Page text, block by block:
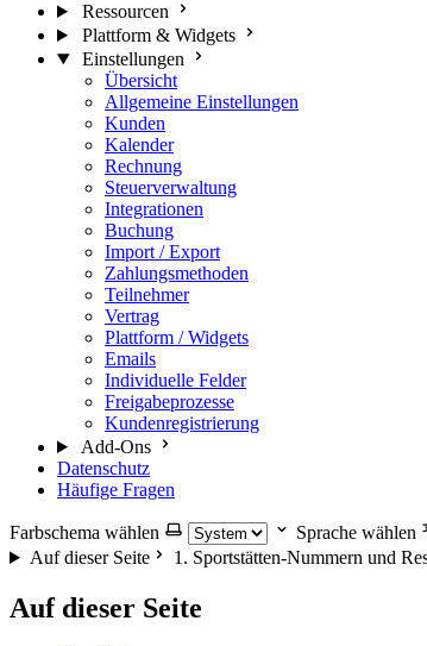
Ressourcen
Plattform & Widgets
Einstellungen
Übersicht
Allgemeine Einstellungen
Kunden
Kalender
Rechnung
Steuerverwaltung
Integrationen
Buchung
Import / Export
Zahlungsmethoden
Teilnehmer
Vertrag
Plattform / Widgets
Emails
Individuelle Felder
Freigabeprozesse
Kundenregistrierung
Add-Ons
Datenschutz
Häufige Fragen
Farbschema wählen
Sprache wählen
Auf dieser Seite
1. Sportstätten-Nummern und
Auf dieser Seite